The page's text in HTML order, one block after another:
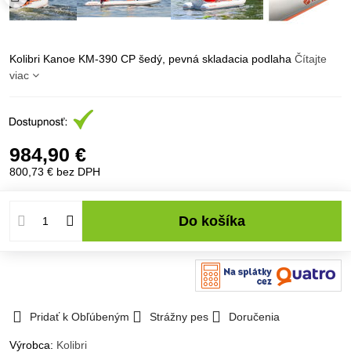
Kolibri Kanoe KM-390 CP šedý, pevná skladacia podlaha Čítajte
viac
984,90 €
800,73 € bez DPH
Do košíka
Pridať k Obľúbeným Strážny pes Doručenia
Výrobca: Kolibri